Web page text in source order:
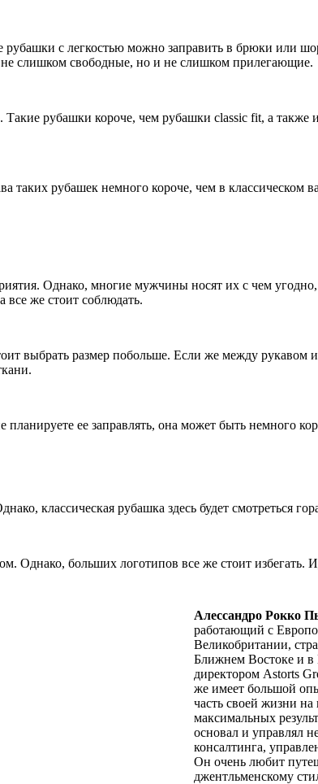
с легкостью можно заправить в брюки или
не слишком свободные, но и не слишком прилегающие.
рубашки короче, чем рубашки classic fit, а также
таких рубашек немного короче, чем в
Однако, многие мужчины носят их с чем
все же стоит соблюдать.
выбрать размер побольше. Если же между рукавом
ее заправлять, она может быть немного
классическая рубашка здесь будет смотреться
Однако, больших логотипов все же стоит
Алессандро Рокко
работающий с
Великобритании,
Ближнем Востоке и в
директором Astorts
же имеет большой
часть своей жизни
максимальных
основал и управлял
консалтинга,
Он очень любит
джентльменскому